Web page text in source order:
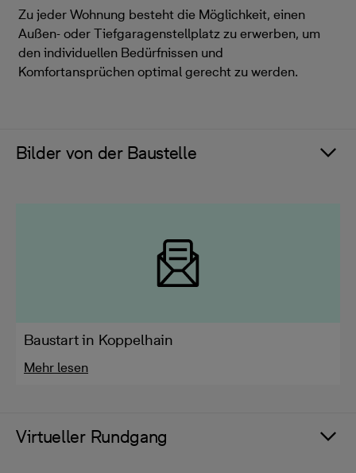
Zu jeder Wohnung besteht die Möglichkeit, einen
Außen- oder Tiefgaragenstellplatz zu erwerben, um
den individuellen Bedürfnissen und
Komfortansprüchen optimal gerecht zu werden.
Bilder von der Baustelle
Baustart in Koppelhain
Mehr lesen
Virtueller Rundgang